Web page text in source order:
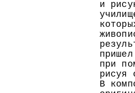
и
при
рисуя
В